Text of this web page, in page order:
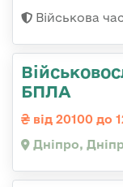
Військова
БПЛА
від 20100 до
Дніпро,